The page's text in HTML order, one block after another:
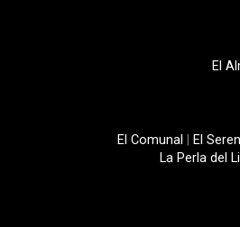
El
El Comunal El
La Perla del